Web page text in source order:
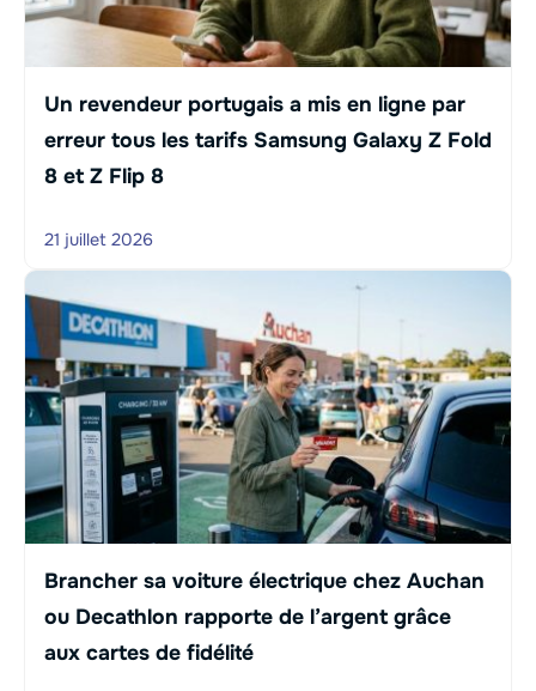
Un revendeur portugais a mis en ligne par
erreur tous les tarifs Samsung Galaxy Z Fold
8 et Z Flip 8
21 juillet 2026
Brancher sa voiture électrique chez Auchan
ou Decathlon rapporte de l’argent grâce
aux cartes de fidélité